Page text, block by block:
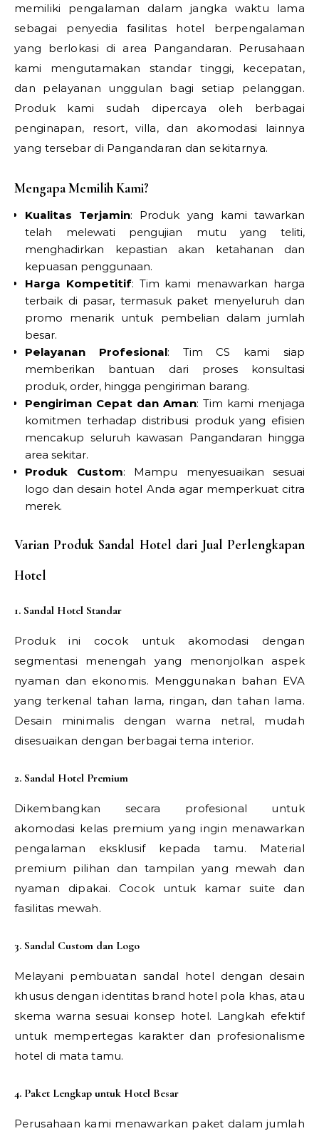
memiliki pengalaman dalam jangka waktu lama
sebagai penyedia fasilitas hotel berpengalaman
yang berlokasi di area Pangandaran. Perusahaan
kami mengutamakan standar tinggi, kecepatan,
dan pelayanan unggulan bagi setiap pelanggan.
Produk kami sudah dipercaya oleh berbagai
penginapan, resort, villa, dan akomodasi lainnya
yang tersebar di Pangandaran dan sekitarnya.
Mengapa Memilih Kami?
Kualitas Terjamin: Produk yang kami tawarkan
telah melewati pengujian mutu yang teliti,
menghadirkan kepastian akan ketahanan dan
kepuasan penggunaan.
Harga Kompetitif: Tim kami menawarkan harga
terbaik di pasar, termasuk paket menyeluruh dan
promo menarik untuk pembelian dalam jumlah
besar.
Pelayanan Profesional: Tim CS kami siap
memberikan bantuan dari proses konsultasi
produk, order, hingga pengiriman barang.
Pengiriman Cepat dan Aman: Tim kami menjaga
komitmen terhadap distribusi produk yang efisien
mencakup seluruh kawasan Pangandaran hingga
area sekitar.
Produk Custom: Mampu menyesuaikan sesuai
logo dan desain hotel Anda agar memperkuat citra
merek.
Varian Produk Sandal Hotel dari Jual Perlengkapan
Hotel
1. Sandal Hotel Standar
Produk ini cocok untuk akomodasi dengan
segmentasi menengah yang menonjolkan aspek
nyaman dan ekonomis. Menggunakan bahan EVA
yang terkenal tahan lama, ringan, dan tahan lama.
Desain minimalis dengan warna netral, mudah
disesuaikan dengan berbagai tema interior.
2. Sandal Hotel Premium
Dikembangkan secara profesional untuk
akomodasi kelas premium yang ingin menawarkan
pengalaman eksklusif kepada tamu. Material
premium pilihan dan tampilan yang mewah dan
nyaman dipakai. Cocok untuk kamar suite dan
fasilitas mewah.
3. Sandal Custom dan Logo
Melayani pembuatan sandal hotel dengan desain
khusus dengan identitas brand hotel pola khas, atau
skema warna sesuai konsep hotel. Langkah efektif
untuk mempertegas karakter dan profesionalisme
hotel di mata tamu.
4. Paket Lengkap untuk Hotel Besar
Perusahaan kami menawarkan paket dalam jumlah